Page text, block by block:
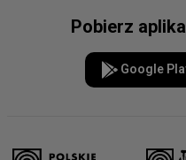
Pobierz
Google